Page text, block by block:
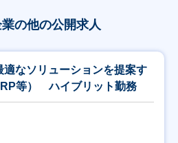
の他の公開求人
なソリューションを提案す
等） ハイブリット勤務